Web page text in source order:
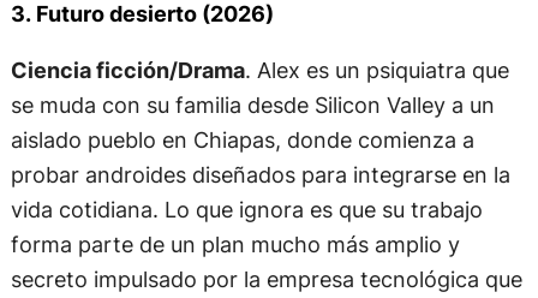
3. Futuro desierto (2026)
Ciencia ficción/Drama. Alex es un psiquiatra que
se muda con su familia desde Silicon Valley a un
aislado pueblo en Chiapas, donde comienza a
probar androides diseñados para integrarse en la
vida cotidiana. Lo que ignora es que su trabajo
forma parte de un plan mucho más amplio y
secreto impulsado por la empresa tecnológica que